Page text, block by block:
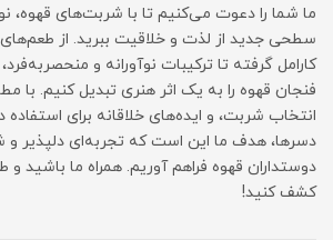
ما شما را دعوت می‌کنیم تا با شربت‌های قهوه،
سطحی جدید از لذت و خلاقیت ببرید. از طعم‌های
کارامل گرفته تا ترکیبات نوآورانه و
فنجان قهوه را به یک اثر هنری تبدیل کنیم. با
انتخاب شربت، و ایده‌های خلاقانه برای
دسرها، هدف ما این است که تجربه‌ای دلپذیر
دوستداران قهوه فراهم آوریم. همراه ما باشید و
کشف کنید!